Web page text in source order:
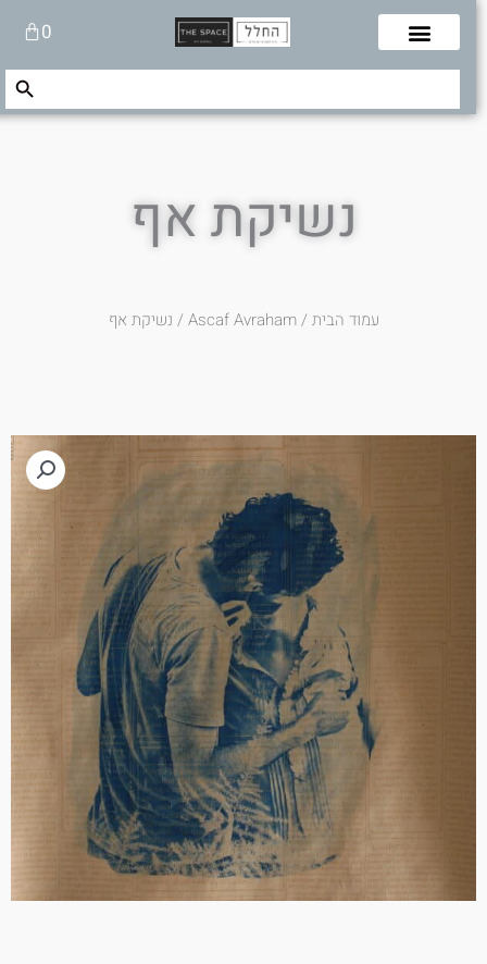
0עגלת
קניות
Search
Search Button
נשיקת אף
עמוד הבית/
Ascaf Avraham/ נשיקת אף